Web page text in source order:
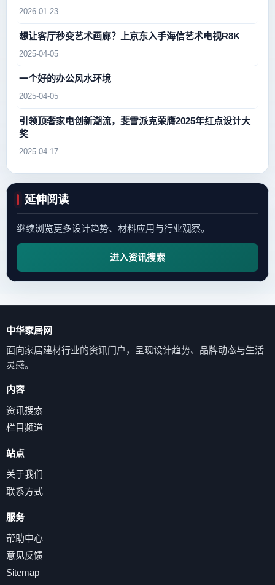
2026-01-23
想让客厅秒变艺术画廊？上京东入手海信艺术电视R8K
2025-04-05
一个好的办公风水环境
2025-04-05
引领顶奢家电创新潮流，斐雪派克荣膺2025年红点设计大
奖
2025-04-17
延伸阅读
继续浏览更多设计趋势、材料应用与行业观察。
进入资讯搜索
中华家居网
面向家居建材行业的资讯门户，呈现设计趋势、品牌动态与生活
灵感。
内容
资讯搜索
栏目频道
站点
关于我们
联系方式
服务
帮助中心
意见反馈
Sitemap